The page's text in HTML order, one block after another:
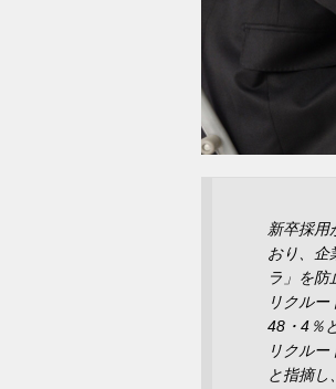
新卒採用
おり、企
ラ」を防
リクル
48・4％
リクル
と指摘し